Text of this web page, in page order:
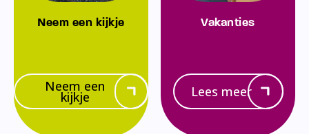
Neem een kijkje
Neem een
kijkje
Vakanties
Lees meer